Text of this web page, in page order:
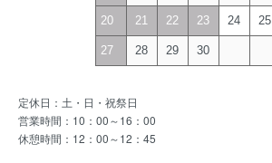
20 21 22 23 24 25
27 28 29 30
定休日：土・日・祝祭日
営業時間：10：00～16：00
休憩時間：12：00～12：45